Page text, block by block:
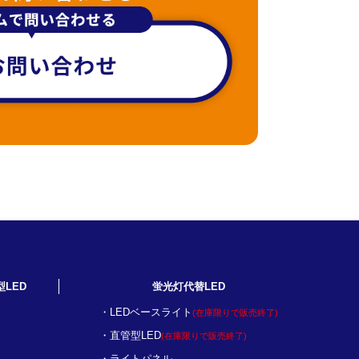
LED 蛍光灯代替LED
LEDベースライト (在庫限りで販売終了)
直管型LED(在庫限りで販売終了)